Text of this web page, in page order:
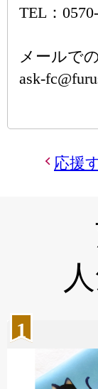
TEL：
メールで
ask-
応援
1